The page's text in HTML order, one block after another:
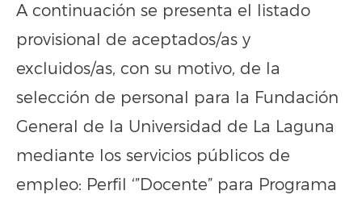
A continuación se presenta el listado
provisional de aceptados/as y
excluidos/as, con su motivo, de la
selección de personal para la Fundación
General de la Universidad de La Laguna
mediante los servicios públicos de
empleo: Perfil ‘”Docente” para Programa